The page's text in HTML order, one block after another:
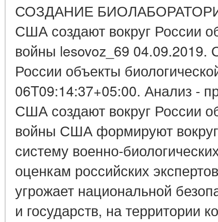
СОЗДАНИЕ
США создают вокруг России
войны lesovoz_69 04.09.2019.
России объекты
06T09:14:37+05:00. Анализ -
США создают вокруг России
войны США формируют
систему военно-
оценкам российских
угрожает национальной
и государств, на территории